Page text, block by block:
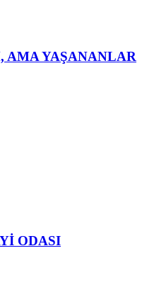
AMA YAŞANANLAR
ODASI